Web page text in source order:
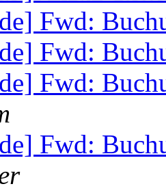
Fwd:
Fwd:
Fwd:
Fwd: